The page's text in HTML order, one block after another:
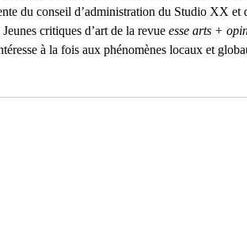
du conseil d’administration du Studio XX
critiques d’art de la revue esse arts +
à la fois aux phénomènes locaux et